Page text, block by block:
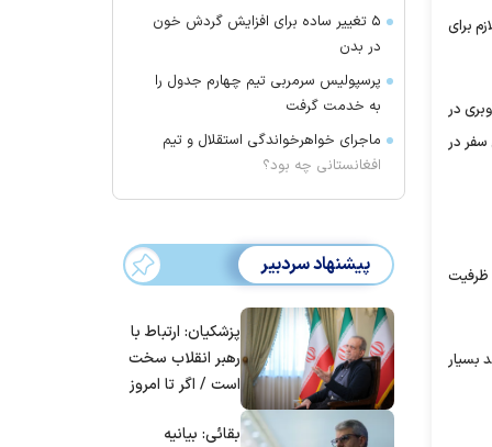
برای
در
سفر در
از ظرفیت
به پرواز دید به حد بسیار
۵ تغییر ساده برای افزایش گردش خون
در بدن
پرسپولیس سرمربی تیم چهارم جدول را
به خدمت گرفت
ماجرای خواهرخواندگی استقلال و تیم
افغانستانی چه بود؟
پیشنهاد سردبیر
پزشکیان: ارتباط با
رهبر انقلاب سخت
است / اگر تا امروز
مردم ایران است
بقائی: بیانیه